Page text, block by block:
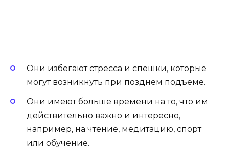
Они избегают стресса и спешки, которые
могут возникнуть при позднем подъеме.
Они имеют больше времени на то, что им
действительно важно и интересно,
например, на чтение, медитацию, спорт
или обучение.